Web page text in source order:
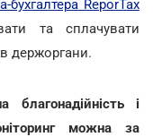
бухгалтера ReporTax
та сплачувати
держоргани.
благонадійність і
можна за